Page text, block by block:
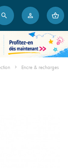
Encre & recharges